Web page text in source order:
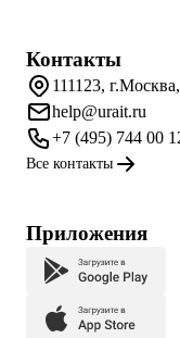
Контакты
111123,
help@urait.ru
+7 (495) 744 00
Все контакты
Приложения